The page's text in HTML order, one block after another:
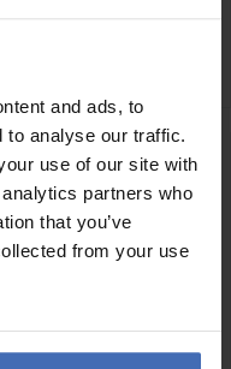
and ads, to
to analyse our traffic.
use of our site with
partners who
that you’ve
from your use